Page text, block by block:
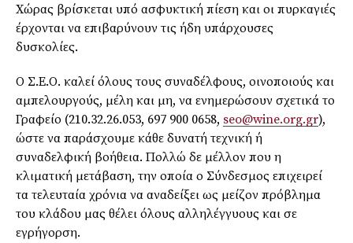
Χώρας βρίσκεται υπό ασφυκτική πίεση και οι πυρκαγιές
έρχονται να επιβαρύνουν τις ήδη υπάρχουσες
δυσκολίες.
Ο Σ.Ε.Ο. καλεί όλους τους συναδέλφους, οινοποιούς και
αμπελουργούς, μέλη και μη, να ενημερώσουν σχετικά το
Γραφείο (210.32.26.053, 697 900 0658, seo@wine.org.gr),
ώστε να παράσχουμε κάθε δυνατή τεχνική ή
συναδελφική βοήθεια. Πολλώ δε μέλλον που η
κλιματική μετάβαση, την οποία ο Σύνδεσμος επιχειρεί
τα τελευταία χρόνια να αναδείξει ως μείζον πρόβλημα
του κλάδου μας θέλει όλους αλληλέγγυους και σε
εγρήγορση.